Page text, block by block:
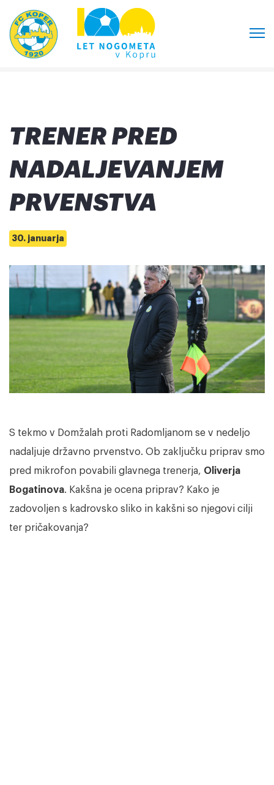
TRENER PRED
NADALJEVANJEM
PRVENSTVA
30. januarja
S tekmo v Domžalah proti Radomljanom se v nedeljo
nadaljuje državno prvenstvo. Ob zaključku priprav smo
pred mikrofon povabili glavnega trenerja, Oliverja
Bogatinova. Kakšna je ocena priprav? Kako je
zadovoljen s kadrovsko sliko in kakšni so njegovi cilji
ter pričakovanja?